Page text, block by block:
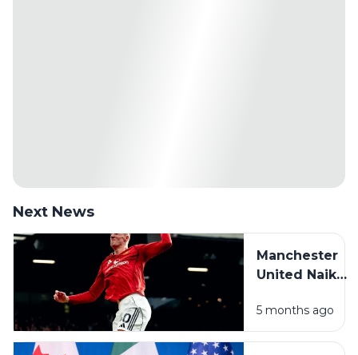
Next News
Manchester
United Naik
Tiga Usai
Tumbangkan
5 months ago